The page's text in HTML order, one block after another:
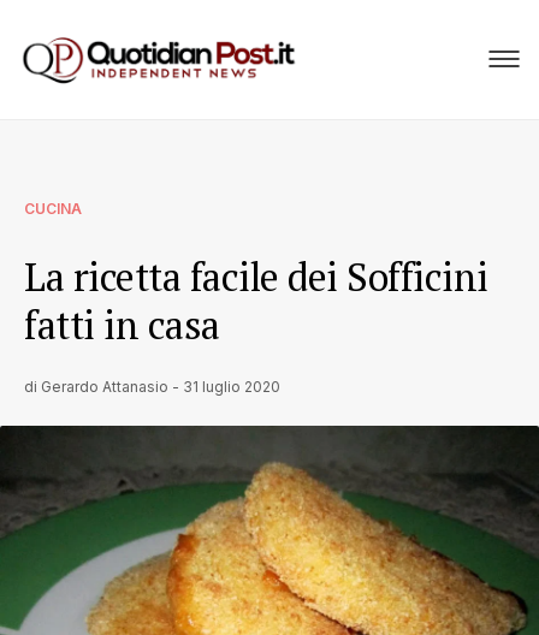
CUCINA
La ricetta facile dei Sofficini
fatti in casa
di Gerardo Attanasio - 31 luglio 2020